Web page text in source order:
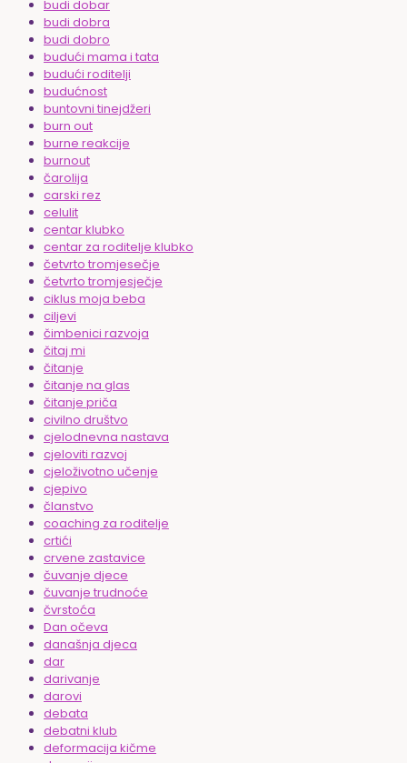
budi dobar
budi dobra
budi dobro
budući mama i tata
budući roditelji
budućnost
buntovni tinejdžeri
burn out
burne reakcije
burnout
čarolija
carski rez
celulit
centar klubko
centar za roditelje klubko
četvrto tromjesečje
četvrto tromjesječje
ciklus moja beba
ciljevi
čimbenici razvoja
čitaj mi
čitanje
čitanje na glas
čitanje priča
civilno društvo
cjelodnevna nastava
cjeloviti razvoj
cjeloživotno učenje
cjepivo
članstvo
coaching za roditelje
crtići
crvene zastavice
čuvanje djece
čuvanje trudnoće
čvrstoća
Dan očeva
današnja djeca
dar
darivanje
darovi
debata
debatni klub
deformacija kičme